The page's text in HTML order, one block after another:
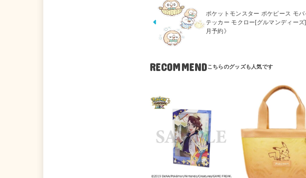
ポケットモンスター ポケピース モバ
テッカー モクロー[グルマンディーズ
月予約》
RECOMMEND